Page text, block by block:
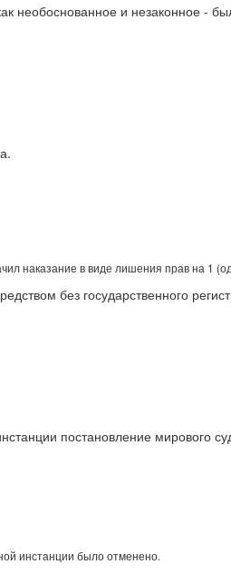
необоснованное и незаконное -
наказание в виде лишения прав на 1
без государственного
постановление мирового
инстанции было отменено.